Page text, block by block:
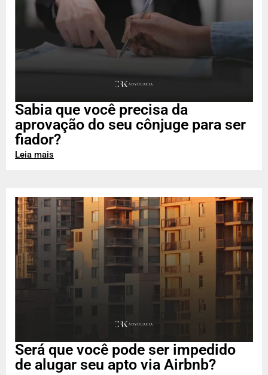
Sabia que você precisa da
aprovação do seu cônjuge para ser
fiador?
Leia mais
Será que você pode ser impedido
de alugar seu apto via Airbnb?